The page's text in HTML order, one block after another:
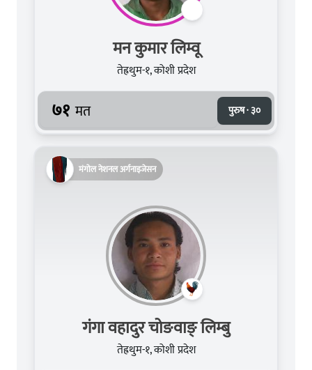
मन कुमार लिम्वू
तेह्रथुम-१, कोशी प्रदेश
७१ मत पुरुष · ३०
मंगोल नेशनल अर्गनाइजेसन
गंगा वहादुर चोङवाङ् लिम्बु
तेह्रथुम-१, कोशी प्रदेश